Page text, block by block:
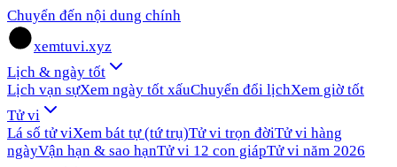
Chuyển đến nội dung chính
xemtuvi.xyz
Lịch & ngày tốt
Lịch vạn sựXem ngày tốt xấuChuyển đổi lịchXem giờ tốt
Tử vi
Lá số tử viXem bát tự (tứ trụ)Tử vi trọn đờiTử vi hàng
ngàyVận hạn & sao hạnTử vi 12 con giápTử vi năm 2026